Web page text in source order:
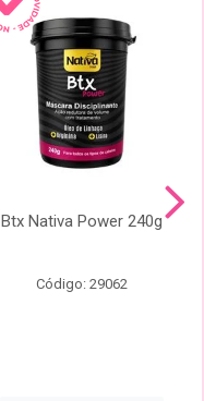
Btx Nativa Power 240g
Código: 29062